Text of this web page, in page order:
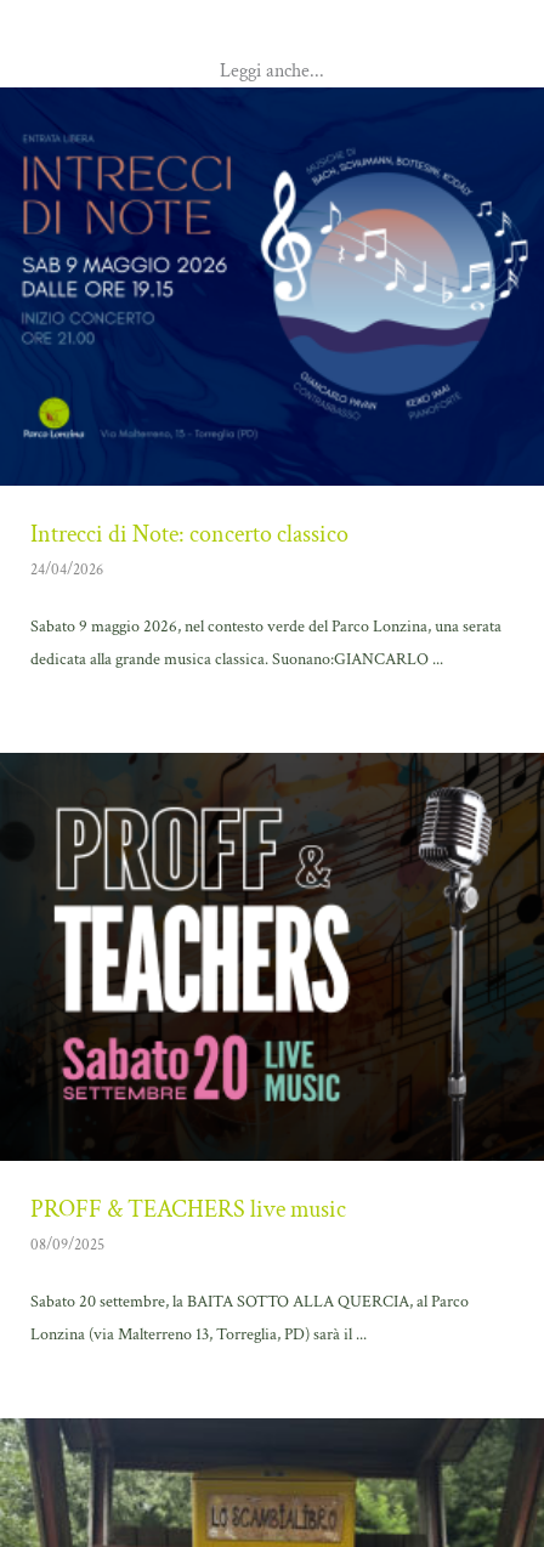
Leggi anche...
Intrecci di Note: concerto classico
24/04/2026
Sabato 9 maggio 2026, nel contesto verde del Parco Lonzina, una serata
dedicata alla grande musica classica. Suonano:GIANCARLO ...
PROFF & TEACHERS live music
08/09/2025
Sabato 20 settembre, la BAITA SOTTO ALLA QUERCIA, al Parco
Lonzina (via Malterreno 13, Torreglia, PD) sarà il ...